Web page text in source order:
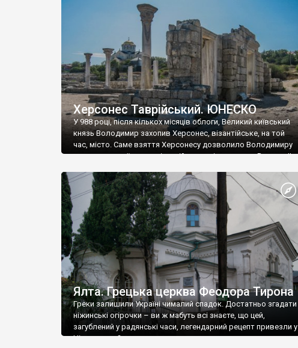
візантійської доби. Раритети викрадені з фондів об’єкту
культурної спадщини ЮНЕСКО «Херсонеса Таврійського».
Офіційно – на виставку «Золото Візантії», але експерти та
влада в Україні вважають це лише […]
Херсонес Таврійський. ЮНЕСКО
У 988 році, після кількох місяців облоги, Великий київський
князь Володимир захопив Херсонес, візантійське, на той
час, місто. Саме взяття Херсонесу дозволило Володимиру
диктувати свої умови візантійському імператору Василю ІІ,
Херсонесі Володимир-язичник, став Василем-
християнином. А потім було Хрещення Русі. На честь
Херсонесу Таврійського названо місто […]
Ялта. Грецька церква Феодора Тирона
Греки залишили Україні чималий спадок. Достатньо згадати
ніжинські огірочки – ви ж мабуть всі знаєте, що цей,
загублений у радянські часи, легендарний рецепт привезли у
Ніжин греки?